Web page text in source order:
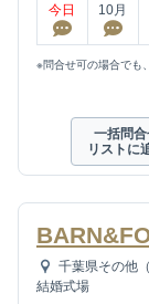
今日 10月
※問合せ可の場合でも
一括問合
リストに
千葉県その他
結婚式場